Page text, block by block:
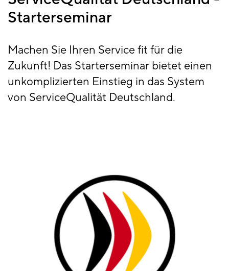
Starterseminar
Machen Sie Ihren Service fit für die
Zukunft! Das Starterseminar bietet einen
unkomplizierten Einstieg in das System
von ServiceQualität Deutschland.